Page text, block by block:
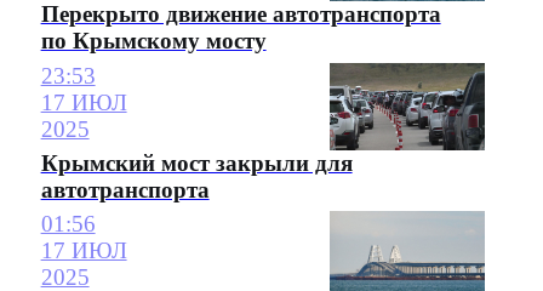
Перекрыто движение автотранспорта
по Крымскому мосту
23:53
17 ИЮЛ
2025
Крымский мост закрыли для
автотранспорта
01:56
17 ИЮЛ
2025